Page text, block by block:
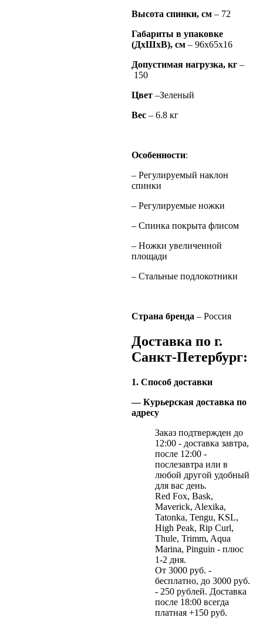
Высота спинки, см – 72
Габариты в упаковке
(ДхШхВ), см – 96х65х16
Допустимая нагрузка, кг –
150
Цвет –Зеленый
Вес – 6.8 кг
Особенности:
– Регулируемый наклон
спинки
– Регулируемые ножки
– Спинка покрыта флисом
– Ножки увеличенной
площади
– Стальные подлокотники
Страна бренда – Россия
Доставка по г.
Санкт-Петербург:
1. Способ доставки
— Курьерская доставка по
адресу
Заказ подтвержден до
12:00 - доставка завтра,
после 12:00 -
послезавтра или в
любой другой удобный
для вас день.
Red Fox, Bask,
Maverick, Alexika,
Tatonka, Tengu, KSL,
High Peak, Rip Curl,
Thule, Trimm, Aqua
Marina, Pinguin - плюс
1-2 дня.
От 3000 руб. -
бесплатно, до 3000 руб.
- 250 рублей. Доставка
после 18:00 всегда
платная +150 руб.